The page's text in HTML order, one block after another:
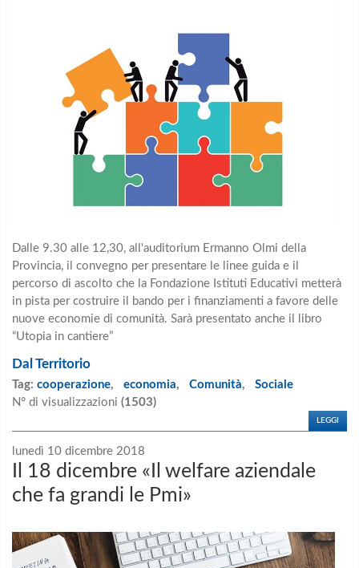
Dalle 9.30 alle 12,30, all'auditorium Ermanno Olmi della
Provincia, il convegno per presentare le linee guida e il
percorso di ascolto che la Fondazione Istituti Educativi metterà
in pista per costruire il bando per i finanziamenti a favore delle
nuove economie di comunità. Sarà presentato anche il libro
“Utopia in cantiere”
Dal Territorio
Tag: cooperazione, economia, Comunità, Sociale
N° di visualizzazioni (1503)
LEGGI
lunedì 10 dicembre 2018
Il 18 dicembre «Il welfare aziendale
che fa grandi le Pmi»